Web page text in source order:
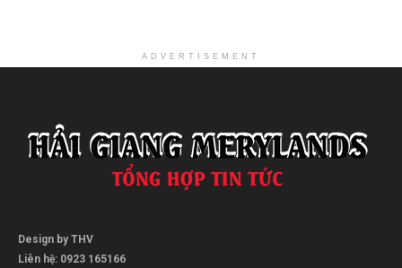
ADVERTISEMENT
Design by THV
Liên hệ: 0923 165166